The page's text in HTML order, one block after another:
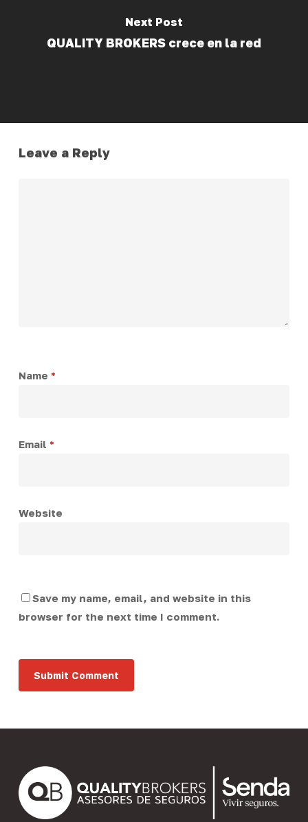
Next Post
QUALITY BROKERS crece en la red
Leave a Reply
Name *
Email *
Website
Save my name, email, and website in this
browser for the next time I comment.